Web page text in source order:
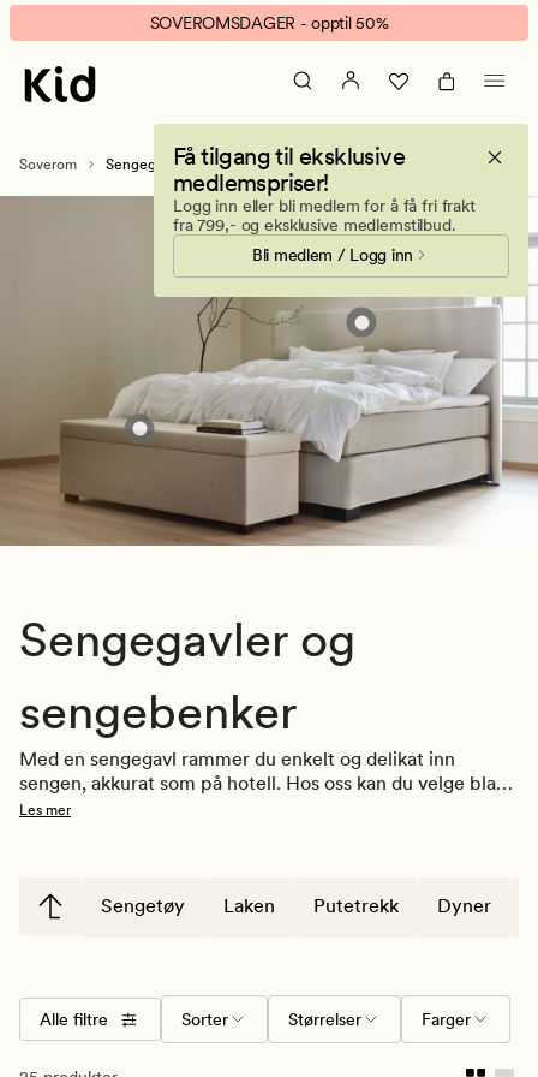
Sengegavl
–
Hotellfølelse
med
banner.
Klikk
ESCAPE
pause.
SOVEROMSDAGER - opptil 50%
Få tilgang til eksklusive
medlemspriser!
Logg inn eller bli medlem for å få fri frakt
fra 799,- og eksklusive medlemstilbud.
Bli medlem / Logg inn
Soverom Sengegavler og sengebenker
Sengegavler og
sengebenker
Med en sengegavl rammer du enkelt og delikat inn
sengen, akkurat som på hotell. Hos oss kan du velge blant
sengegavler i ulike farger, størrelser og med ulikt design.
Les mer
Sengetøy Laken Putetrekk Dyner
Alle filtre Sorter Størrelser Farger